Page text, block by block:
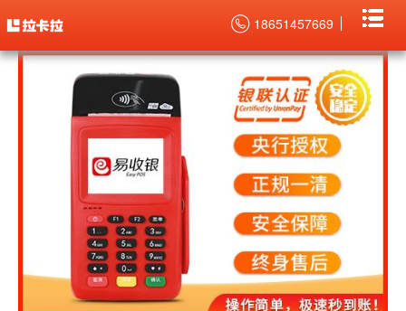
18651457669
当前位置： 易收银大POS机办理 >